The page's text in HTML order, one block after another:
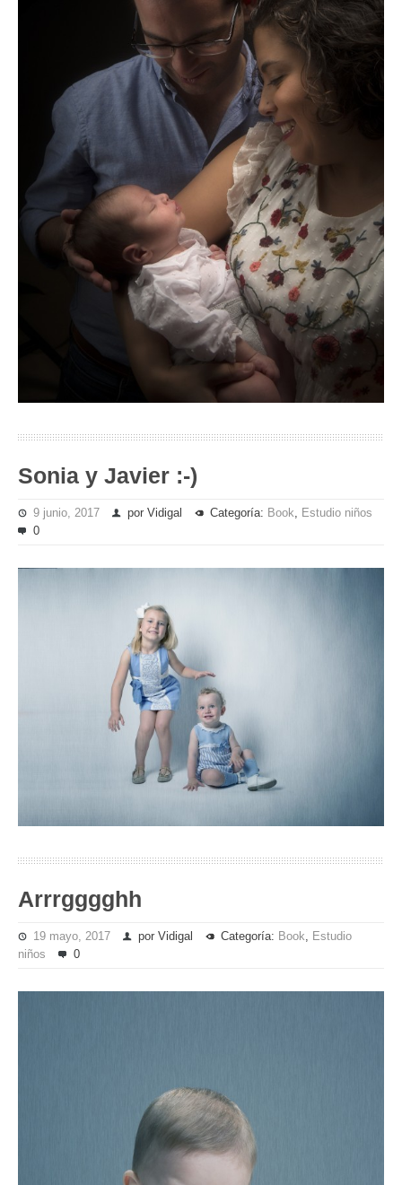
Sonia y Javier :-)
9 junio, 2017 por Vidigal Categoría: Book, Estudio niños
0
Arrrgggghh
19 mayo, 2017 por Vidigal Categoría: Book
Estudio
niños
0